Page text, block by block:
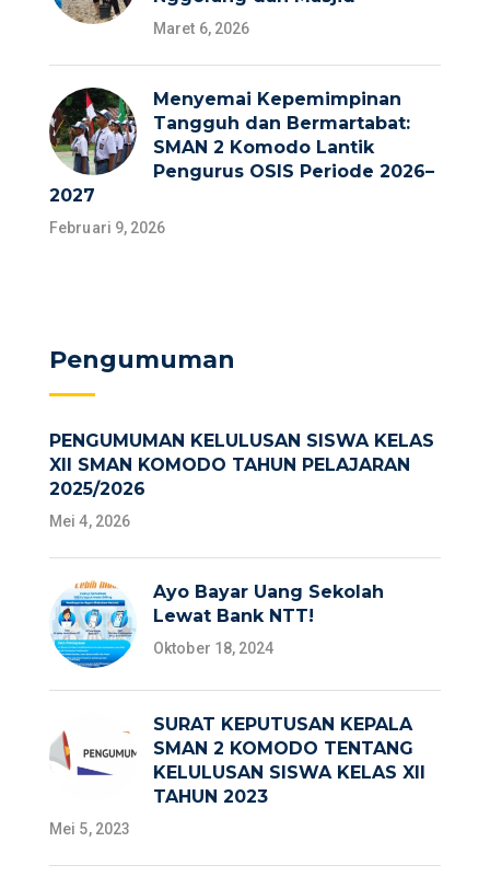
Maret 6, 2026
Menyemai Kepemimpinan
Tangguh dan Bermartabat:
SMAN 2 Komodo Lantik
Pengurus OSIS Periode 2026–
2027
Februari 9, 2026
Pengumuman
PENGUMUMAN KELULUSAN SISWA KELAS
XII SMAN KOMODO TAHUN PELAJARAN
2025/2026
Mei 4, 2026
Ayo Bayar Uang Sekolah
Lewat Bank NTT!
Oktober 18, 2024
SURAT KEPUTUSAN KEPALA
SMAN 2 KOMODO TENTANG
KELULUSAN SISWA KELAS XII
TAHUN 2023
Mei 5, 2023